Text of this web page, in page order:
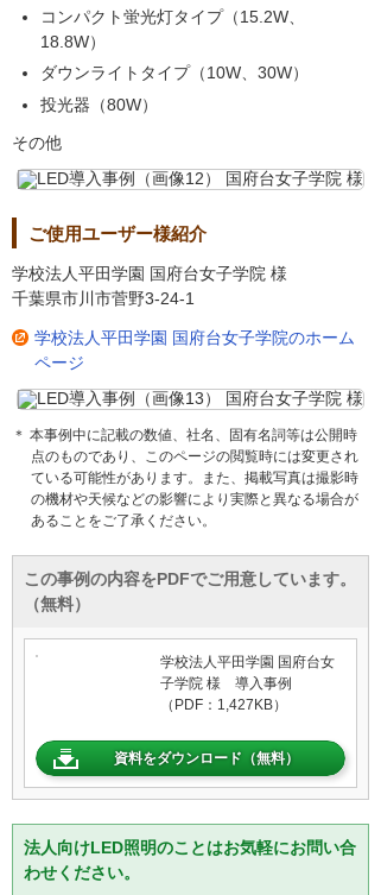
コンパクト蛍光灯タイプ（15.2W、
18.8W）
ダウンライトタイプ（10W、30W）
投光器（80W）
その他
ご使用ユーザー様紹介
学校法人平田学園 国府台女子学院 様
千葉県市川市菅野3-24-1
学校法人平田学園 国府台女子学院のホーム
ページ
＊ 本事例中に記載の数値、社名、固有名詞等は公開時
点のものであり、このページの閲覧時には変更され
ている可能性があります。また、掲載写真は撮影時
の機材や天候などの影響により実際と異なる場合が
あることをご了承ください。
この事例の内容をPDFでご用意しています。
（無料）
学校法人平田学園 国府台女
子学院 様 導入事例
（PDF：1,427KB）
資料をダウンロード（無料）
法人向けLED照明のことはお気軽にお問い合
わせください。